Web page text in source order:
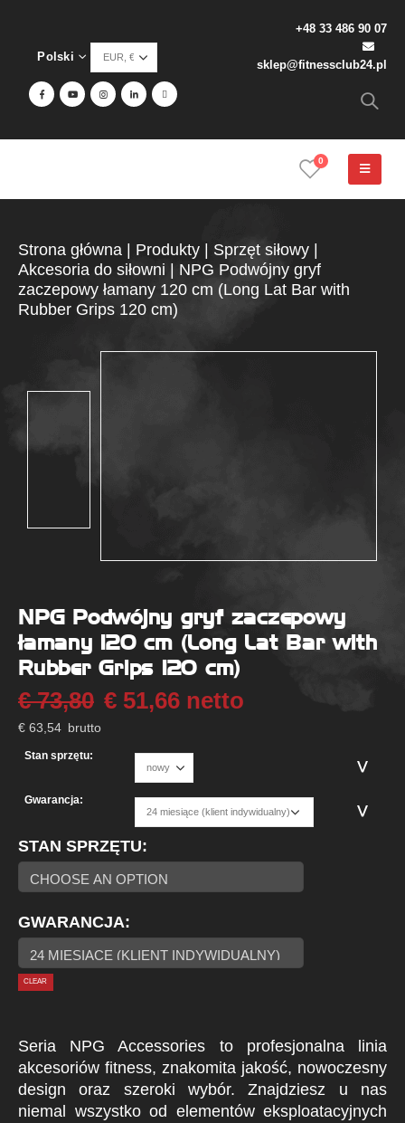
Polski
+48 33 486 90 07
sklep@fitnessclub24.pl
0
Strona główna Produkty Sprzęt siłowy
Akcesoria do siłowni
NPG Podwójny gryf
zaczepowy łamany 120 cm (Long Lat Bar with
Rubber Grips 120 cm)
NPG Podwójny gryf zaczepowy
łamany 120 cm (Long Lat Bar with
Rubber Grips 120 cm)
€73,80 € 51,66 netto
€ 63,54 brutto
Stan sprzętu:
Gwarancja:
STAN SPRZĘTU
GWARANCJA
CLEAR
Seria NPG Accessories to profesjonalna linia
akcesoriów fitness, znakomita jakość, nowoczesny
design oraz szeroki wybór. Znajdziesz u nas
niemal wszystko od elementów eksploatacyjnych